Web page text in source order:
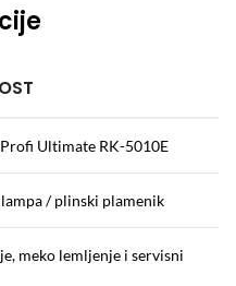
Profi Ultimate RK-5010E
/ plinski plamenik
meko lemljenje i servisni